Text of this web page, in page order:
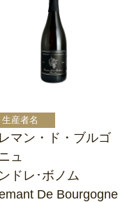
マン・ド・ブルゴ
ュ
ドレ･ボノム
De Bourgogne